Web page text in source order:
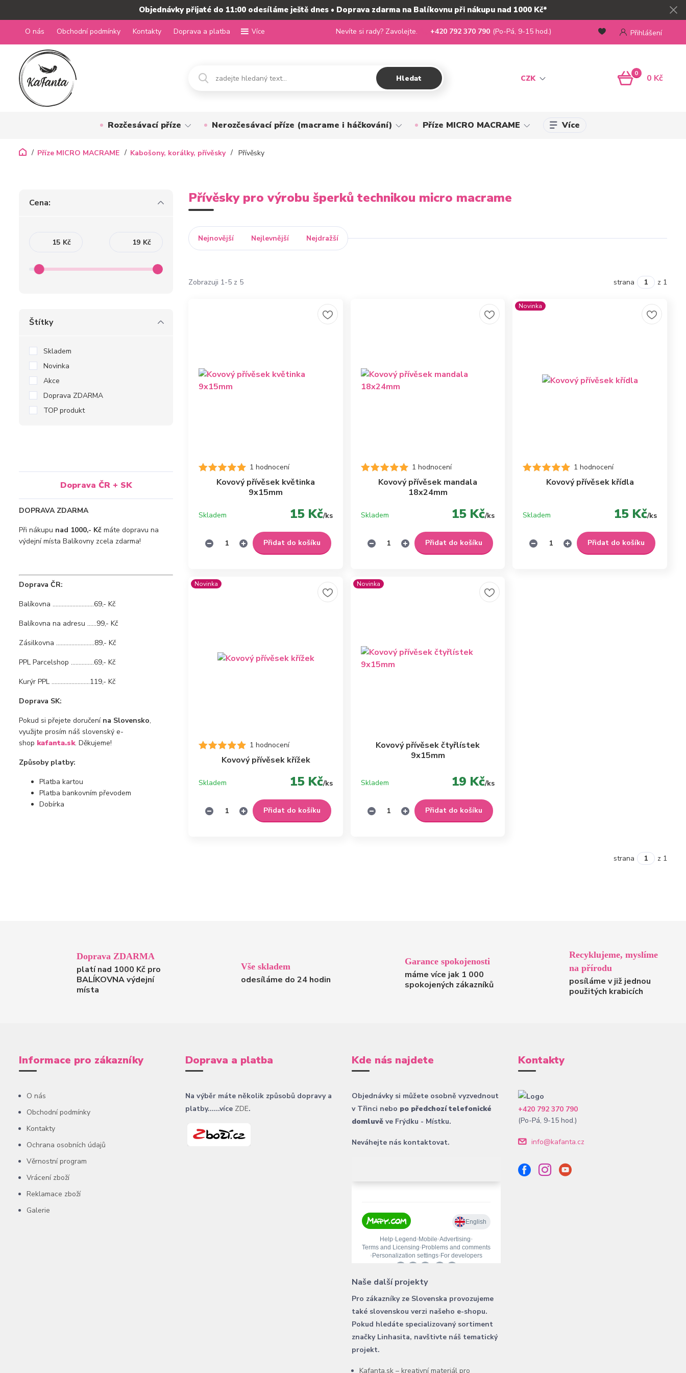
Objednávky přijaté do 11:00 odesíláme ještě dnes • Doprava zdarma na Balíkovnu při nákupu nad 1000 Kč*
O nás Obchodní podmínky Kontakty Doprava a platba Více
CZK
Přihlášení
Hledat
Nevíte si rady? Zavolejte. +420 792 370 790 (Po-Pá, 9-15 hod.)
0 0 Kč
Rozčesávací příze Nerozčesávací příze (macrame i háčkování) Příze MICRO MACRAME Více
Příze MICRO MACRAME Kabošony, korálky, přívěsky Přívěsky
Přívěsky pro výrobu šperků technikou micro macrame
Nejnovější Nejlevnější Nejdražší
Zobrazuji 1-5 z 5 strana z 1
1 hodnocení
Kovový přívěsek květinka
9x15mm
15 Kč/ks
Skladem
Přidat do košíku
1 hodnocení
Kovový přívěsek mandala
18x24mm
15 Kč/ks
Skladem
Přidat do košíku
Novinka
1 hodnocení
Kovový přívěsek křídla
15 Kč/ks
Skladem
Přidat do košíku
Novinka
1 hodnocení
Kovový přívěsek křížek
15 Kč/ks
Skladem
Přidat do košíku
Novinka
Kovový přívěsek čtyřlístek
9x15mm
19 Kč/ks
Skladem
Přidat do košíku
strana z 1
Cena:
Kč Kč
Štítky
Skladem
Novinka
Akce
Doprava ZDARMA
TOP produkt
Doprava ČR + SK
DOPRAVA ZDARMA
Při nákupu nad 1000,- Kč máte dopravu na
výdejní místa Balíkovny zcela zdarma!
Doprava ČR:
Balíkovna ...........................69,- Kč
Balíkovna na adresu ......99,- Kč
Zásilkovna .........................89,- Kč
PPL Parcelshop ...............69,- Kč
Kurýr PPL .........................119,- Kč
Doprava SK:
Pokud si přejete doručení na Slovensko,
využijte prosím náš slovenský e-
shop kafanta.sk. Děkujeme!
Způsoby platby:
Platba kartou
Platba bankovním převodem
Dobírka
Doprava ZDARMA
platí nad 1000 Kč pro
BALÍKOVNA výdejní
místa
Vše skladem
odesíláme do 24 hodin
Garance spokojenosti
máme více jak 1 000
spokojených zákazníků
Recyklujeme, myslíme
na přírodu
posíláme v již jednou
použitých krabicích
Informace pro zákazníky
O nás
Obchodní podmínky
Kontakty
Ochrana osobních údajů
Věrnostní program
Vrácení zboží
Reklamace zboží
Galerie
Doprava a platba
Na výběr máte několik způsobů dopravy a
platby......více ZDE.
Kde nás najdete
Objednávky si můžete osobně vyzvednout
v Třinci nebo po předchozí telefonické
domluvě ve Frýdku - Místku.
Neváhejte nás kontaktovat.
Naše další projekty
Pro zákazníky ze Slovenska provozujeme
také slovenskou verzi našeho e-shopu.
Pokud hledáte specializovaný sortiment
značky Linhasita, navštivte náš tematický
projekt.
Kafanta.sk – kreativní materiál pro
Kontakty
+420 792 370 790
(Po-Pá, 9-15 hod.)
info@kafanta.cz